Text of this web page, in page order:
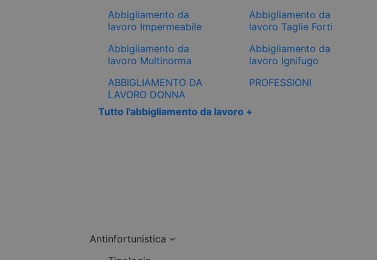
Abbigliamento da
lavoro Impermeabile
Abbigliamento da
lavoro Taglie Forti
Abbigliamento da
lavoro Multinorma
Abbigliamento da
lavoro Ignifugo
ABBIGLIAMENTO DA
LAVORO DONNA
PROFESSIONI
Tutto l'abbigliamento da lavoro +
Antinfortunistica